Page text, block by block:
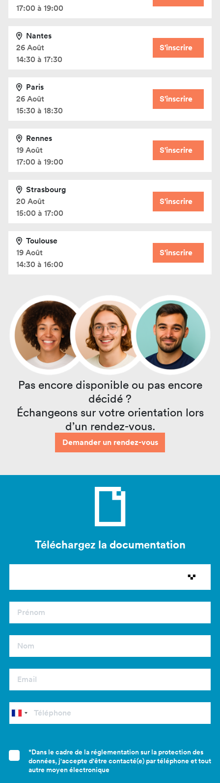
17:00 à 19:00
Nantes
26 Août
14:30 à 17:30
S'inscrire
Paris
26 Août
15:30 à 18:30
S'inscrire
Rennes
19 Août
17:00 à 19:00
S'inscrire
Strasbourg
20 Août
15:00 à 17:00
S'inscrire
Toulouse
19 Août
14:30 à 16:00
S'inscrire
Pas encore disponible ou pas encore
décidé ?
Échangeons sur votre orientation lors
d’un rendez-vous.
Demander un rendez-vous
Téléchargez la documentation
*Dans le cadre de la réglementation sur la protection des
données, j'accepte d'être contacté(e) par téléphone et tout
autre moyen électronique